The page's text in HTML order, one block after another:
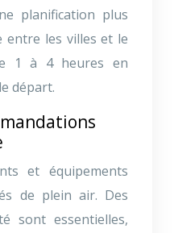
planification plus
entre les villes et le
1 à 4 heures en
départ.
et équipements
de plein air. Des
sont essentielles,